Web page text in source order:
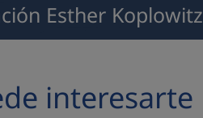
Esther Koplowitz
interesarte